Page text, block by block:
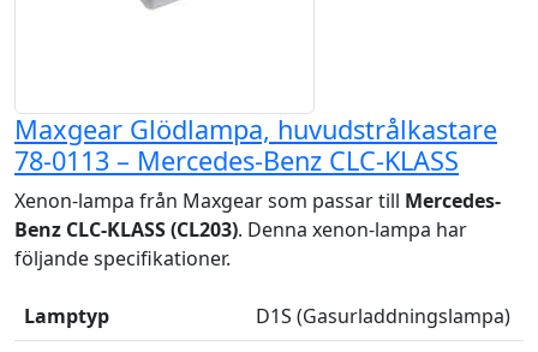
Maxgear Glödlampa, huvudstrålkastare
78-0113 – Mercedes-Benz CLC-KLASS
Xenon-lampa från Maxgear som passar till Mercedes-
Benz CLC-KLASS (CL203). Denna xenon-lampa har
följande specifikationer.
Lamptyp
D1S (Gasurladdningslampa)